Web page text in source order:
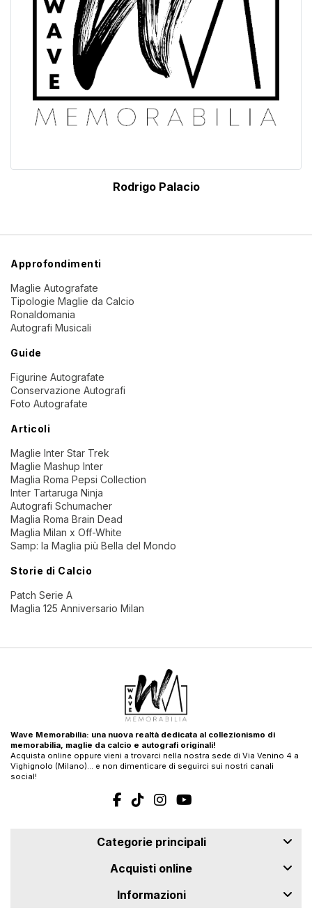
Rodrigo Palacio
Approfondimenti
Maglie Autografate
Tipologie Maglie da Calcio
Ronaldomania
Autografi Musicali
Guide
Figurine Autografate
Conservazione Autografi
Foto Autografate
Articoli
Maglie Inter Star Trek
Maglie Mashup Inter
Maglia Roma Pepsi Collection
Inter Tartaruga Ninja
Autografi Schumacher
Maglia Roma Brain Dead
Maglia Milan x Off-White
Samp: la Maglia più Bella del Mondo
Storie di Calcio
Patch Serie A
Maglia 125 Anniversario Milan
Wave Memorabilia: una nuova realtà dedicata al collezionismo di
memorabilia, maglie da calcio e autografi originali!
Acquista online oppure vieni a trovarci nella nostra sede di Via Venino 4 a
Vighignolo (Milano)… e non dimenticare di seguirci sui nostri canali
social!
Categorie principali
Acquisti online
Informazioni